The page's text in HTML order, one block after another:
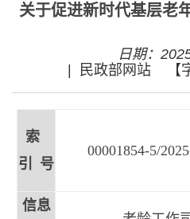
关于促进新时代基层老
日期：
|
民政部网站 【
索
引 号
00001854-5/
信息